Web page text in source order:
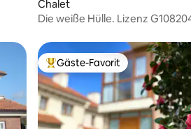
Chalet
Die weiße Hülle. Lizenz
Beliebter Gäste-Favorit.
Gäste-Favorit